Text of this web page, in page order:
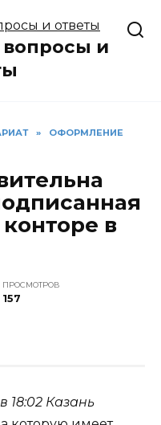
и
»
ОФОРМЛЕНИЕ
в
ПРОСМОТРОВ
157
18:02 Казань